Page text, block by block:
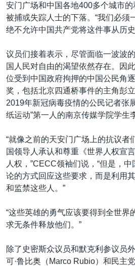
安门广场和中国各地400多个城市的
被捕或失踪人士的下落。“我们必须
绝不允许中国共产党将这件事从历
议员们接着表示，尽管面临一波波
国人民对自由的渴望依然存在。因
位受到中国政府拘押的中国公民角
奖，包括北京四通桥事件的主角彭
2019年新冠病毒疫情的公民记者张
纸运动”第一人的南京传媒学院学生
“就像之前的天安门广场上的抗议者
国领导人承认和尊重《世界人权宣
人权，”CECC领袖们说，“但是，
论的方式回应这些要求，而是利用
和监禁这些人。”
“这些英雄的勇气应该要得到全世界
求无条件释放他们。”
除了史密斯众议员和默克利参议员
可·鲁比奥（Marco Rubio）和民主